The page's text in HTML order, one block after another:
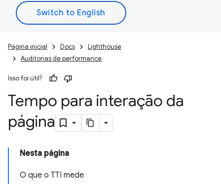
Página inicial Docs
Lighthouse
Auditorias de performance
Isso foi útil?
Tempo para interação da
página
Nesta página
O que o TTI mede